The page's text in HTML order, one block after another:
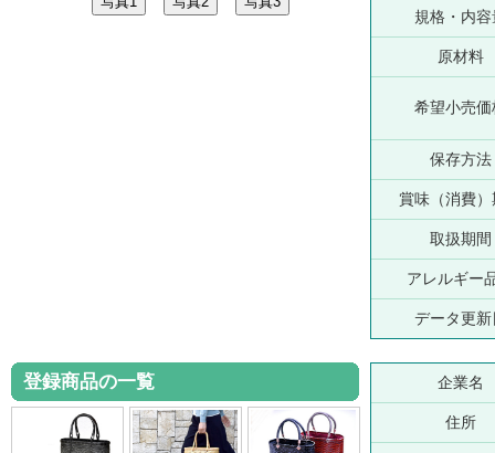
規格・内容
原材料
希望小売価
保存方法
賞味（消費）
取扱期間
アレルギー
データ更新
登録商品の一覧 企業名
住所